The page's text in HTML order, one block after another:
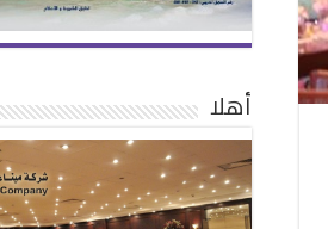
أهلا